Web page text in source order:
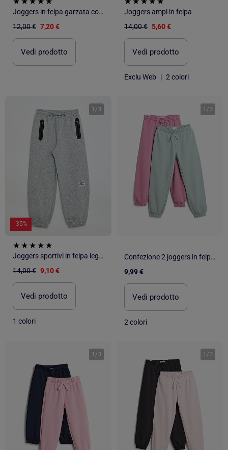
Joggers in felpa garzata con 2 tasche zippate
12,00 € 7,20 €
Vedi prodotto
Joggers ampi in felpa
14,00 € 5,60 €
Vedi prodotto
Exclu Web | 2 colori
1 / 3
-35%
Joggers sportivi in felpa leggera
14,00 € 9,10 €
Vedi prodotto
1 colori
1 / 3
Confezione 2 joggers in felpa, MO Fashion
9,99 €
Vedi prodotto
2 colori
1 / 3 1 / 3